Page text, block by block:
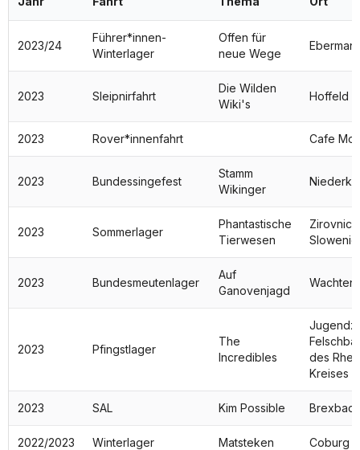
2023/24
Führer*innen-
Winterlager
Offen für
neue Wege
2023 Sleipnirfahrt
Die Wilden
Wiki's
Hoffeld
2023 Rover*innenfahrt Cafe
2023 Bundessingefest
Stamm
Wikinger
2023 Sommerlager
Phantastische
Tierwesen
Zirovnica
2023 Bundesmeutenlager
Auf
Ganovenjagd
2023 Pfingstlager
The
Incredibles
des
Kreises
2023 SAL Kim Possible
2022/2023 Winterlager Matsteken Coburg